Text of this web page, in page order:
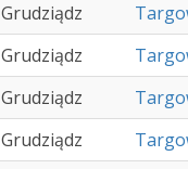
Grudziądz
Grudziądz
Grudziądz
Grudziądz